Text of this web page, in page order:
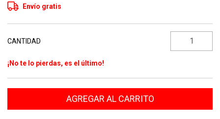
Envío gratis
CANTIDAD
¡No te lo pierdas, es el último!